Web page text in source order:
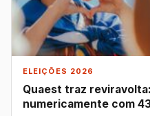
ELEIÇÕES 2026
Quaest traz
numericamente com